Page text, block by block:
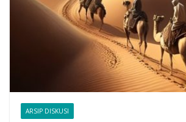
ARSIP DISKUSI